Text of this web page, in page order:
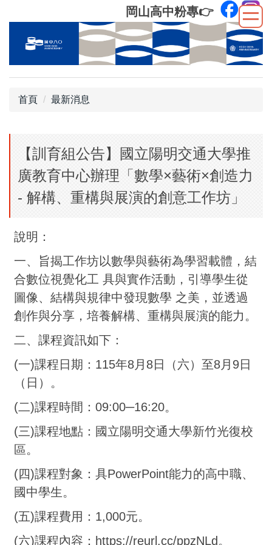
到
內
岡山高中粉專👉
首頁 最新消息
【訓育組公告】國立陽明交通大學推
廣教育中心辦理「數學×藝術×創造力
- 解構、重構與展演的創意工作坊」
說明：
一、旨揭工作坊以數學與藝術為學習載體，結
合數位視覺化工 具與實作活動，引導學生從
圖像、結構與規律中發現數學 之美，並透過
創作與分享，培養解構、重構與展演的能力。
二、課程資訊如下：
(一)課程日期：115年8月8日（六）至8月9日
（日）。
(二)課程時間：09:00─16:20。
(三)課程地點：國立陽明交通大學新竹光復校
區。
(四)課程對象：具PowerPoint能力的高中職、
國中學生。
(五)課程費用：1,000元。
(六)課程內容：https://reurl.cc/ppzNLd。